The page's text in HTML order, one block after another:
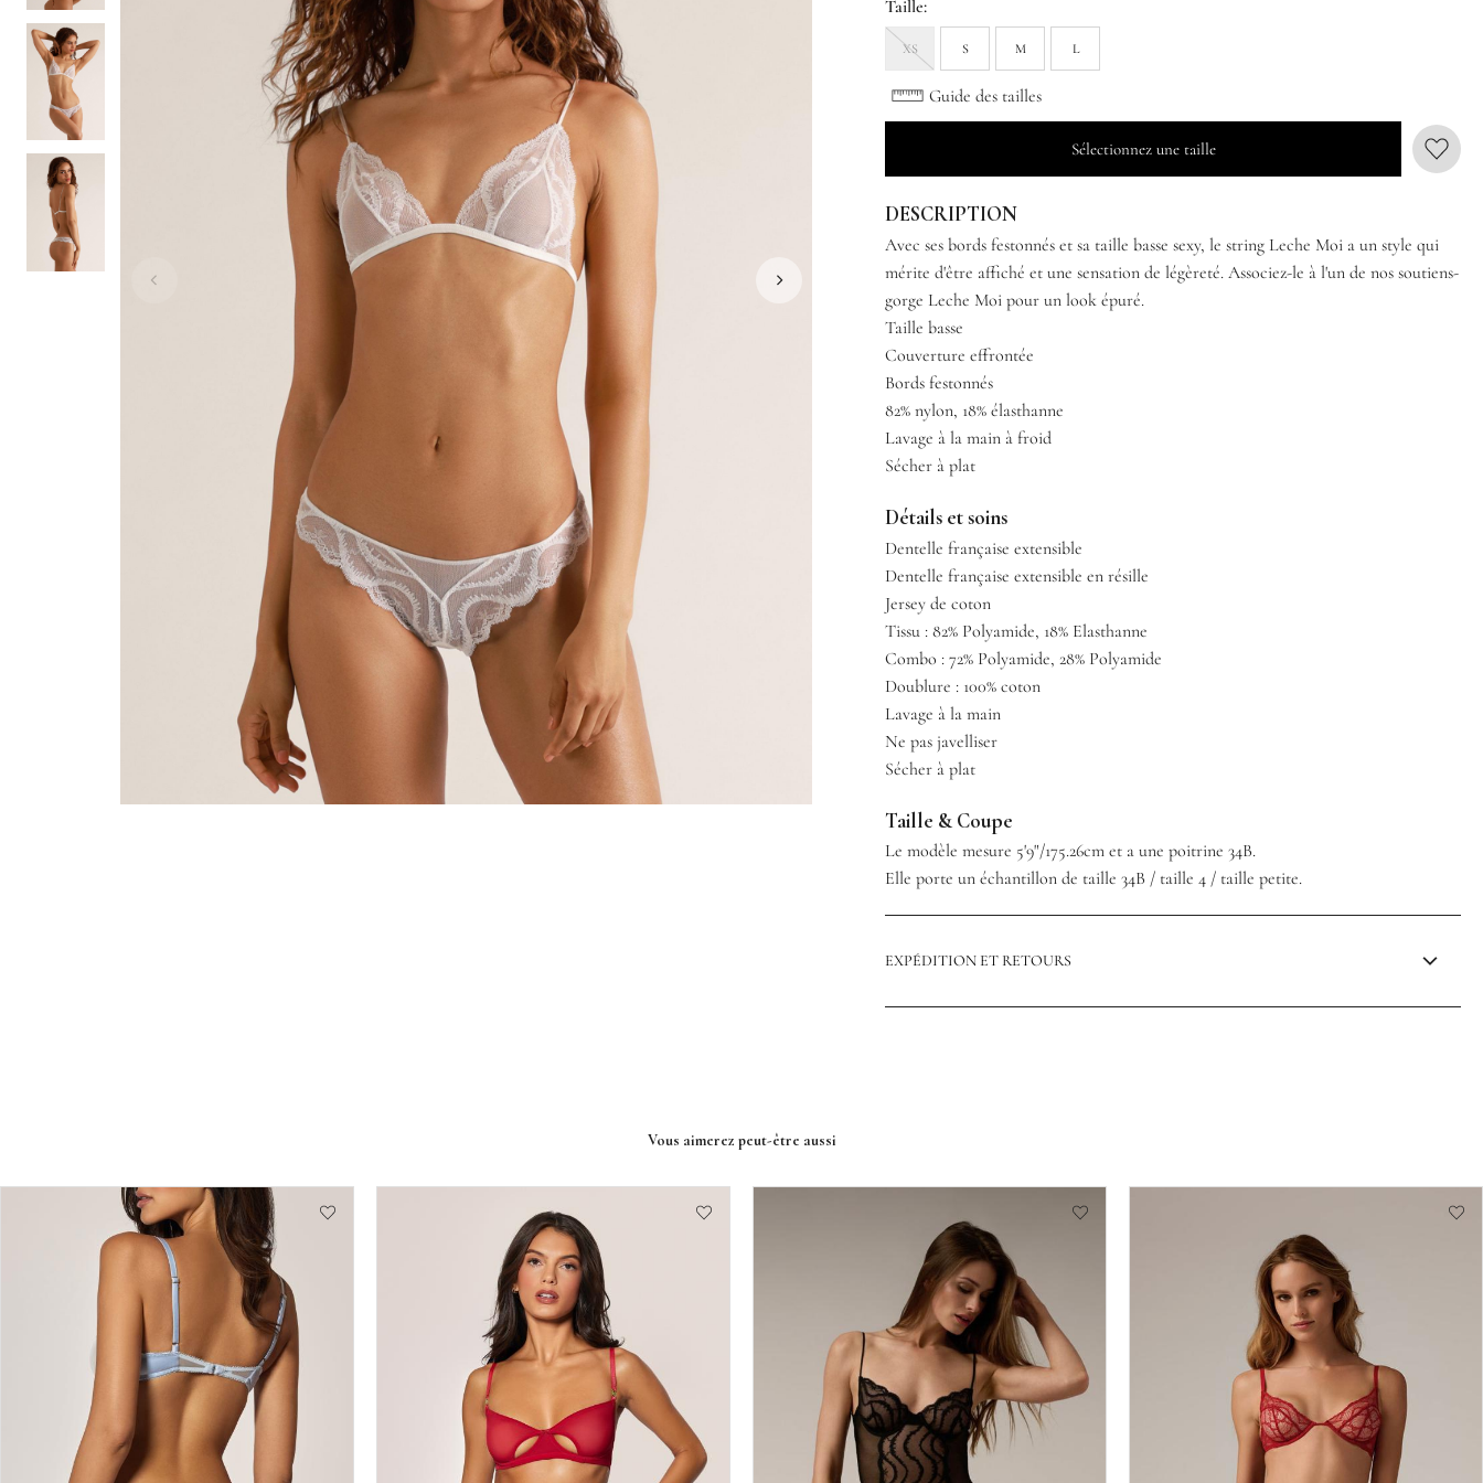
Taille:
XS S M L
Guide des tailles
Sélectionnez une taille
DESCRIPTION
Avec ses bords festonnés et sa taille basse sexy, le string Leche Moi a un style qui
mérite d'être affiché et une sensation de légèreté. Associez-le à l'un de nos soutiens-
gorge Leche Moi pour un look épuré.
Taille basse
Couverture effrontée
Bords festonnés
82% nylon, 18% élasthanne
Lavage à la main à froid
Sécher à plat
Détails et soins
Dentelle française extensible
Dentelle française extensible en résille
Jersey de coton
Tissu : 82% Polyamide, 18% Elasthanne
Combo : 72% Polyamide, 28% Polyamide
Doublure : 100% coton
Lavage à la main
Ne pas javelliser
Sécher à plat
Taille & Coupe
Le modèle mesure 5'9"/175.26cm et a une poitrine 34B.
Elle porte un échantillon de taille 34B / taille 4 / taille petite.
EXPÉDITION ET RETOURS
Vous aimerez peut-être aussi